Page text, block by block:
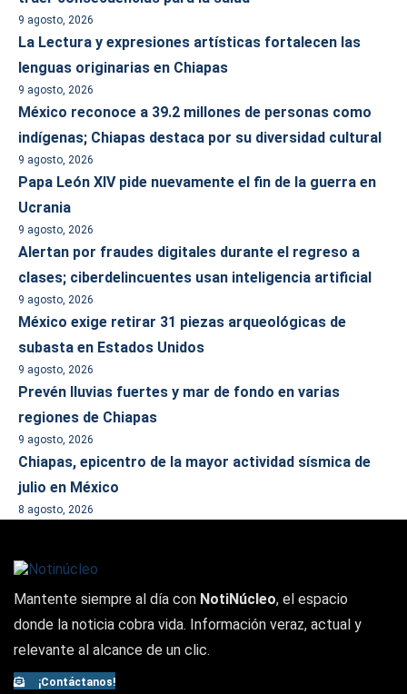
9 agosto, 2026
La Lectura y expresiones artísticas fortalecen las
lenguas originarias en Chiapas
9 agosto, 2026
México reconoce a 39.2 millones de personas como
indígenas; Chiapas destaca por su diversidad cultural
9 agosto, 2026
Papa León XIV pide nuevamente el fin de la guerra en
Ucrania
9 agosto, 2026
Alertan por fraudes digitales durante el regreso a
clases; ciberdelincuentes usan inteligencia artificial
9 agosto, 2026
México exige retirar 31 piezas arqueológicas de
subasta en Estados Unidos
9 agosto, 2026
Prevén lluvias fuertes y mar de fondo en varias
regiones de Chiapas
9 agosto, 2026
Chiapas, epicentro de la mayor actividad sísmica de
julio en México
8 agosto, 2026
Mantente siempre al día con NotiNúcleo, el espacio
donde la noticia cobra vida. Información veraz, actual y
relevante al alcance de un clic.
¡Contáctanos!